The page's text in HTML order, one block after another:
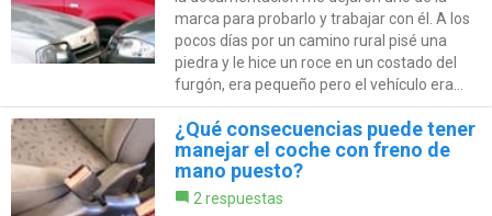
marca para probarlo y trabajar con él. A los
pocos días por un camino rural pisé una
piedra y le hice un roce en un costado del
furgón, era pequeño pero el vehículo era...
¿Qué consecuencias puede tener
manejar el coche con freno de
mano puesto?
2 respuestas